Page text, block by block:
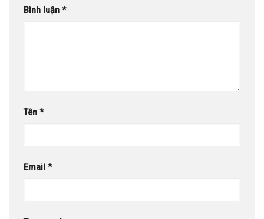
Bình luận *
Tên *
Email *